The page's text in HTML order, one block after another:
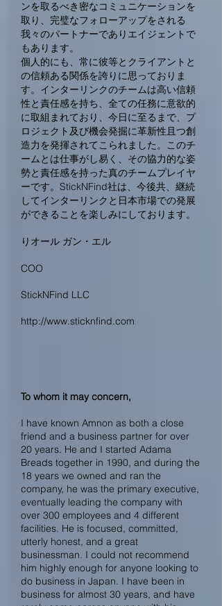
To whom it may concern,
I have known Amnon as both a close
friend and a business partner for over
20 years. He and I started Adama
Breads together in 1990, and during the
18 years we owned and ran the
company, he was the primary executive,
eventually leading the company with
over 300 employees and 4 different
facilities. He is focused, committed,
utterly honest, and a great
businessman. I could not recommend
him highly enough for anyone looking to
do business in Japan. I have been in
business for almost 30 years, and have
ンを取るべき密なコミュニケーションを
取り、完璧なフォローアップをされる
我々のパートナーでありエイジェントで
もあります。
個人的にも、常に彼等とクライアントと
の信頼ある関係を誇りに思っておりま
す。インターリンクのチームは高い信頼
性と責任感を持ち、全ての任務に意欲的
に取組まれており、今日に至るまで、プ
ロジェクト及び機会発掘に革新性且つ創
造力を発揮されてこられました。このチ
ームとは仕事がし易く、その協力的な姿
勢と責任感を持った真のチームプレイヤ
ーです。StickNFind社は、今後共、継続
してインターリンクと日本市場での発展
ができることを楽しみにしております。
りオール ガン・エル
COO
StickNFind LLC
http://www.sticknfind.com